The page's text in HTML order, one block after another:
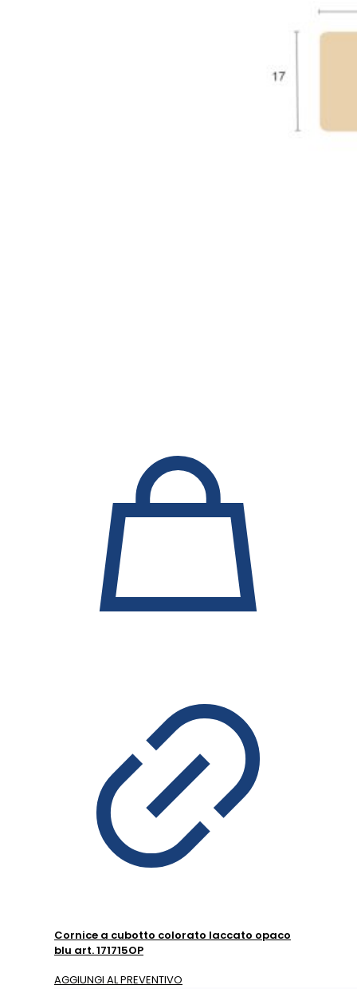
Cornice a cubotto colorato laccato opaco
blu art. 171715OP
AGGIUNGI AL PREVENTIVO